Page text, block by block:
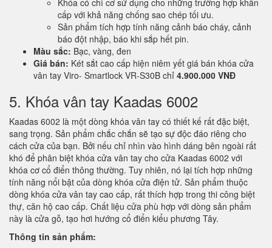
Khóa có chì cơ sử dụng cho những trường hợp khẩn
cấp với khả năng chống sao chép tối ưu.
Sản phẩm tích hợp tính năng cảnh báo cháy, cảnh
báo đột nhập, báo khi sắp hết pin.
Màu sắc: Bạc, vàng, đen
Giá bán: Két sắt cao cấp hiện niêm yết giá bán khóa cửa
vân tay Viro- Smartlock VR-S30B chỉ 4.900.000 VNĐ
5. Khóa vân tay Kaadas 6002
Kaadas 6002 là một dòng khóa vân tay có thiết kế rất đặc biệt,
sang trọng. Sản phẩm chắc chắn sẽ tạo sự độc đáo riêng cho
cách cửa của bạn. Bởi nếu chỉ nhìn vào hình dáng bên ngoài rất
khó để phân biệt khóa cửa vân tay cho cửa Kaadas 6002 với
khóa cơ cổ điển thông thường. Tuy nhiên, nó lại tích hợp những
tính năng nổi bật của dòng khóa cửa điện tử. Sản phẩm thuộc
dòng khóa cửa vân tay cao cấp, rất thích hợp trong thi công biệt
thự, căn hộ cao cấp. Chất liệu cửa phù hợp với dòng sản phẩm
này là cửa gỗ, tạo hơi hướng cổ điển kiểu phương Tây.
Thông tin sản phẩm: